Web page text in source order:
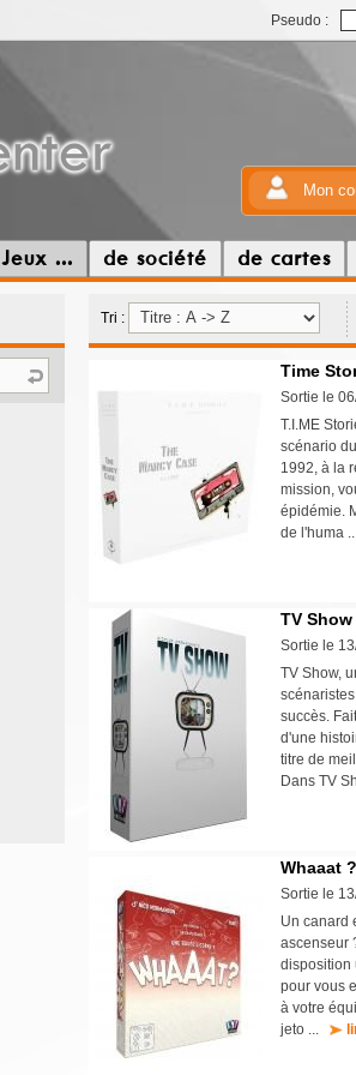
Pseudo :
Mon
Jeux ... de société de cartes
Tri :
Time
Sortie le
T.I.ME
scénario
1992, à la
mission,
épidémie.
de l'huma
TV Show
Sortie le
TV Show,
succès.
d'une
titre de
Dans TV
Whaaat ?
Sortie le
Un canard
ascenseur
disposition
pour vous
à votre
jeto ...